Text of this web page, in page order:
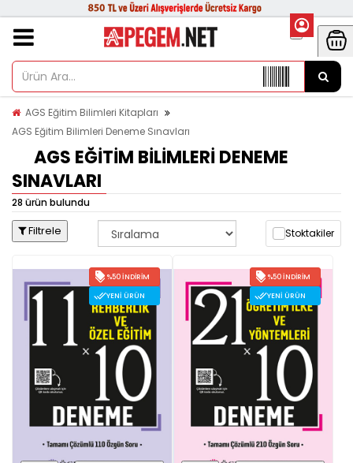
AGS Eğitim Bilimleri Kitapları
AGS Eğitim Bilimleri Deneme Sınavları
AGS EĞITIM BILIMLERI DENEME
SINAVLARI
28 ürün bulundu
Filtrele Stoktakiler
%50 İNDIRIM
YENI ÜRÜN
%50 İNDIRIM
YENI ÜRÜN